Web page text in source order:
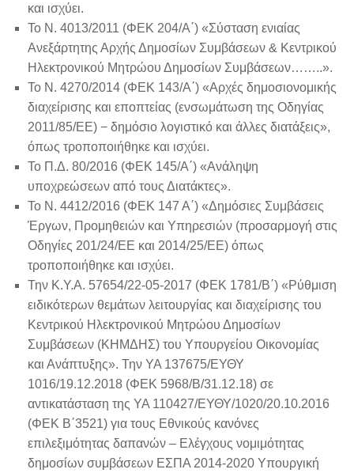
και ισχύει.
Το Ν. 4013/2011 (ΦΕΚ 204/Α΄) «Σύσταση ενιαίας
Ανεξάρτητης Αρχής Δημοσίων Συμβάσεων & Κεντρικού
Ηλεκτρονικού Μητρώου Δημοσίων Συμβάσεων……..».
Το Ν. 4270/2014 (ΦΕΚ 143/Α΄) «Αρχές δημοσιονομικής
διαχείρισης και εποπτείας (ενσωμάτωση της Οδηγίας
2011/85/ΕΕ) − δημόσιο λογιστικό και άλλες διατάξεις»,
όπως τροποποιήθηκε και ισχύει.
Το Π.Δ. 80/2016 (ΦΕΚ 145/Α΄) «Ανάληψη
υποχρεώσεων από τους Διατάκτες».
Το Ν. 4412/2016 (ΦΕΚ 147 Α΄) «Δημόσιες Συμβάσεις
Έργων, Προμηθειών και Υπηρεσιών (προσαρμογή στις
Οδηγίες 201/24/ΕΕ και 2014/25/ΕΕ) όπως
τροποποιήθηκε και ισχύει.
Την Κ.Υ.Α. 57654/22-05-2017 (ΦΕΚ 1781/Β΄) «Ρύθμιση
ειδικότερων θεμάτων λειτουργίας και διαχείρισης του
Κεντρικού Ηλεκτρονικού Μητρώου Δημοσίων
Συμβάσεων (ΚΗΜΔΗΣ) του Υπουργείου Οικονομίας
και Ανάπτυξης». Την ΥΑ 137675/EΥΘΥ
1016/19.12.2018 (ΦΕΚ 5968/Β/31.12.18) σε
αντικατάσταση της YA 110427/EΥΘΥ/1020/20.10.2016
(ΦΕΚ Β΄3521) για τους Εθνικούς κανόνες
επιλεξιμότητας δαπανών – Ελέγχους νομιμότητας
δημοσίων συμβάσεων ΕΣΠΑ 2014-2020 Υπουργική